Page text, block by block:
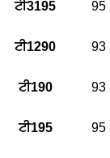
ਟੀ3195 95
ਟੀ1290 93
ਟੀ190 93
ਟੀ195 95